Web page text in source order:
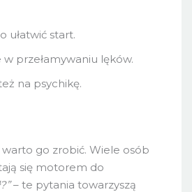
ułatwić start.
przełamywaniu lęków.
na psychikę.
warto go zrobić. Wiele osób
się motorem do
– te pytania towarzyszą